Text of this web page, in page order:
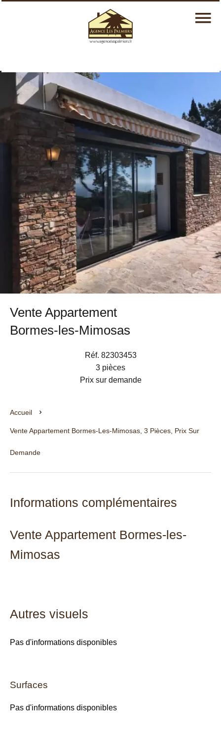
Vente Appartement
Bormes-les-Mimosas
Réf. 82303453
3 pièces
Prix sur demande
Accueil
Vente Appartement Bormes-Les-Mimosas, 3 Pièces, Prix Sur
Demande
Informations complémentaires
Vente Appartement Bormes-les-
Mimosas
Autres visuels
Pas d'informations disponibles
Surfaces
Pas d'informations disponibles